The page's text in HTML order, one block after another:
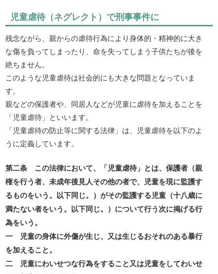
児童虐待（ネグレクト）で刑事事件に
残念ながら、親からの虐待行為により身体的・精神的に大き
な傷を負ってしまったり、命を失ってしまう子供たちが後を
絶ちません。
このような児童虐待は社会的にも大きな問題となっていま
す。
親などの保護者や、同居人などが児童に虐待を加えることを
「児童虐待」といいます。
「児童虐待の防止等に関する法律」は、児童虐待を以下のよ
うに定義しています。
第二条 この法律において、「児童虐待」とは、保護者（親
権を行う者、未成年後見人その他の者で、児童を現に監護す
るものをいう。以下同じ。）がその監護する児童（十八歳に
満たない者をいう。以下同じ。）について行う次に掲げる行
為をいう。
一 児童の身体に外傷が生じ、又は生じるおそれのある暴行
を加えること。
二 児童にわいせつな行為をすること又は児童をしてわいせ